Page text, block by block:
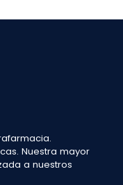
Nuestra mayor
a nuestros